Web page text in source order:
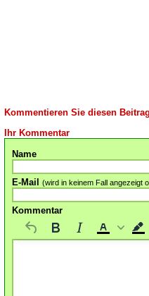
Kommentieren Sie diesen Beitrag
Ihr Kommentar
Name
E-Mail (wird in keinem Fall angezeigt
Kommentar